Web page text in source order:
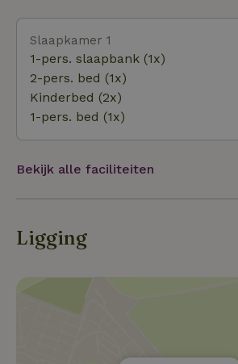
onze omgeving).
Slaapkamer 1
1-pers. slaapbank (1x)
2-pers. bed (1x)
Kinderbed (2x)
1-pers. bed (1x)
Bekijk alle faciliteiten
Ligging